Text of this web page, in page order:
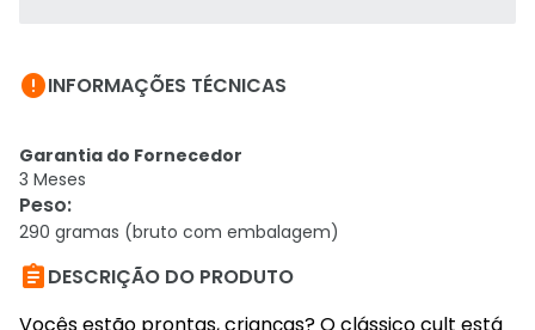
INFORMAÇÕES TÉCNICAS
Garantia do Fornecedor
3 Meses
Peso:
290 gramas (bruto com embalagem)
DESCRIÇÃO DO PRODUTO